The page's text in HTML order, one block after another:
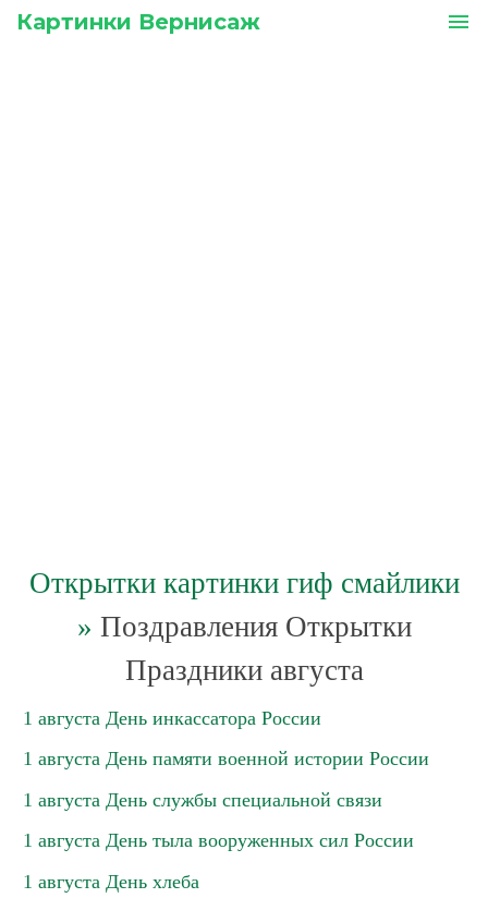
Картинки Вернисаж menu
Открытки картинки гиф смайлики
» Поздравления Открытки
Праздники августа
1 августа День инкассатора России
1 августа День памяти военной истории России
1 августа День службы специальной связи
1 августа День тыла вооруженных сил России
1 августа День хлеба